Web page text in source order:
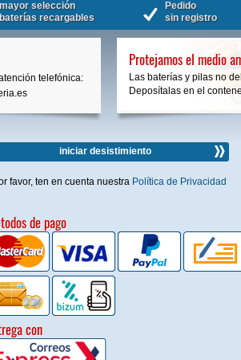
selección
recargables
Pedido
sin registro
telefónica:
Protejamos el medio
Las baterías y pilas no
Deposítalas en el
iniciar desistimiento
favor, ten en cuenta nuestra Política de Privacidad
de pago
con